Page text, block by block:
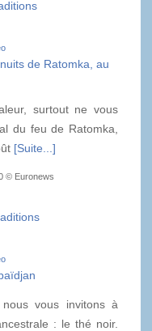
de Ratomka, au
surtout ne vous
du feu de Ratomka,
[Suite...]
© Euronews
nous vous invitons à
: le thé noir.